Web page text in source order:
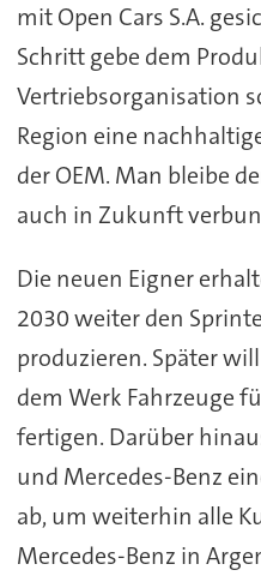
mit Open Cars S.A.
Schritt gebe dem
Vertriebsorganisation
Region eine
der OEM. Man bleibe
auch in Zukunft
Die neuen Eigner
2030 weiter den
produzieren. Später
dem Werk Fahrzeuge
fertigen. Darüber
und Mercedes-Benz
ab, um weiterhin alle
Mercedes-Benz in